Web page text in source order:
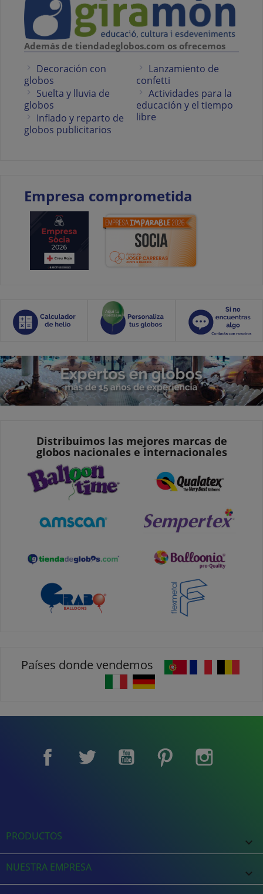
Además de tiendadeglobos.com os ofrecemos
Decoración con
globos
Suelta y lluvia de
globos
Inflado y reparto de
globos publicitarios
Lanzamiento de
confetti
Actividades para la
educación y el tiempo
libre
Empresa comprometida
Distribuimos las mejores marcas de
globos nacionales e internacionales
Países donde vendemos
Facebook Twitter YouTube Pinterest
PRODUCTOS 
NUESTRA EMPRESA 